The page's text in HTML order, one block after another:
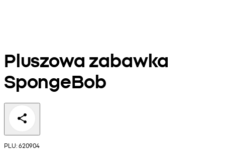
Pluszowa zabawka
SpongeBob
PLU: 620904